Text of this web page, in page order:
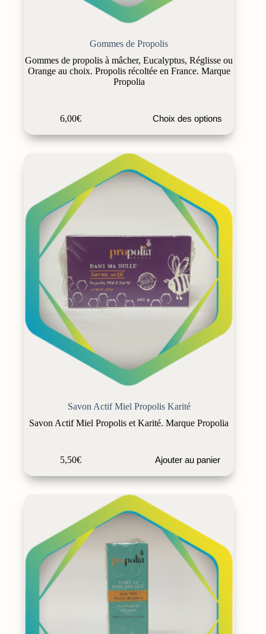
Gommes de Propolis
Gommes de propolis à mâcher, Eucalyptus, Réglisse ou
Orange au choix. Propolis récoltée en France. Marque
Propolia
6,00€ Choix des options
plusieurs
choisies
sur
produit
Savon Actif Miel Propolis Karité
Savon Actif Miel Propolis et Karité. Marque Propolia
5,50€ Ajouter au panier